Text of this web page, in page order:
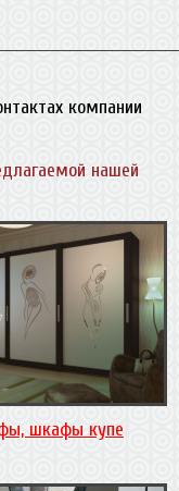
компании
нашей
шкафы купе